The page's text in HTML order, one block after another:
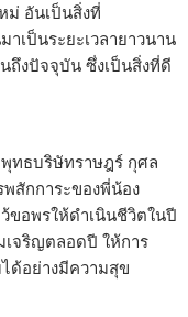
ม่ อันเป็นสิ่งที่
เป็นระยะเวลายาวนาน
งปัจจุบัน ซึ่งเป็นสิ่งที่ดี
ทธบริษัทราษฎร์ กุศล
สักการะของพี่น้อง
ขอพรให้ดำเนินชีวิตในปี
จริญตลอดปี ให้การ
ด้อย่างมีความสุข